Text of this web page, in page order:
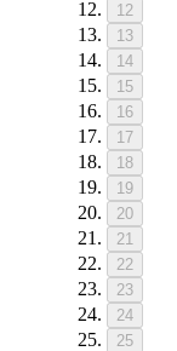
12
13
14
15
16
17
18
19
20
21
22
23
24
25